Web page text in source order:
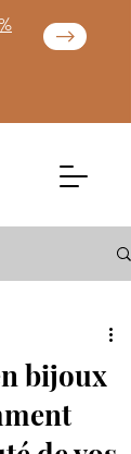
bijoux